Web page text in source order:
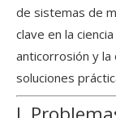
de sistemas de
clave en la
anticorrosión y
soluciones